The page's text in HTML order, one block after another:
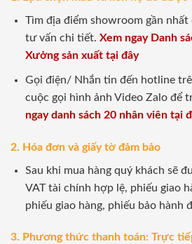
Tìm địa điểm showroom gần
tư vấn chi tiết. Xem ngay Danh
Xưởng sản xuất tại đây
Gọi điện/ Nhắn tin đến hotline
cuộc gọi hình ảnh Video Zalo để
ngay danh sách 20 nhân viên tại
2. Hóa đơn và giấy tờ đảm bảo
Sau khi mua hàng quý khách sẽ
VAT tài chính hợp lệ, phiếu giao
phiếu giao hàng, phiếu bảo hành
3. Phương thức thanh toán: Trực